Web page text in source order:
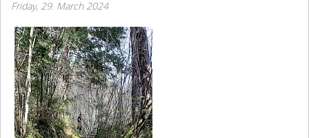
Friday, 29. March 2024